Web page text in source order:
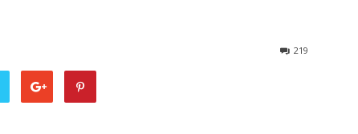
219